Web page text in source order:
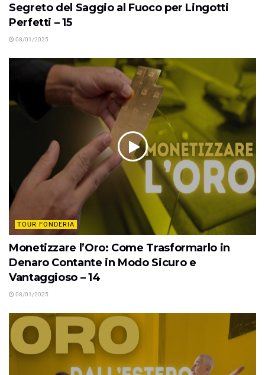
Segreto del Saggio al Fuoco per Lingotti
Perfetti – 15
08/01/2025
TOUR FONDERIA
Monetizzare l’Oro: Come Trasformarlo in
Denaro Contante in Modo Sicuro e
Vantaggioso – 14
08/01/2025